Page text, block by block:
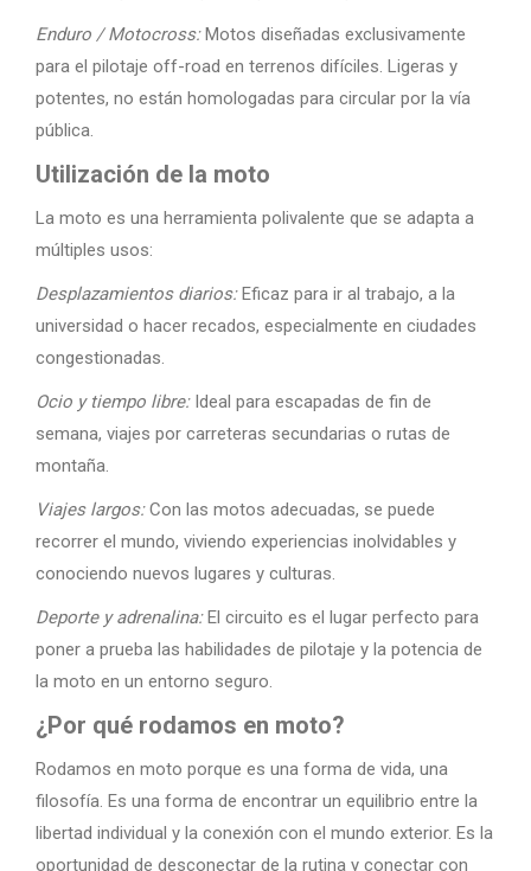
Enduro / Motocross:Motos diseñadas exclusivamente
para el pilotaje off-road en terrenos difíciles. Ligeras y
potentes, no están homologadas para circular por la vía
pública.
Utilización de la moto
La moto es una herramienta polivalente que se adapta a
múltiples usos:
Desplazamientos diarios:Eficaz para ir al trabajo, a la
universidad o hacer recados, especialmente en ciudades
congestionadas.
Ocio y tiempo libre:Ideal para escapadas de fin de
semana, viajes por carreteras secundarias o rutas de
montaña.
Viajes largos:Con las motos adecuadas, se puede
recorrer el mundo, viviendo experiencias inolvidables y
conociendo nuevos lugares y culturas.
Deporte y adrenalina:El circuito es el lugar perfecto para
poner a prueba las habilidades de pilotaje y la potencia de
la moto en un entorno seguro.
¿Por qué rodamos en moto?
Rodamos en moto porque es una forma de vida, una
filosofía. Es una forma de encontrar un equilibrio entre la
libertad individual y la conexión con el mundo exterior. Es la
oportunidad de desconectar de la rutina y conectar con